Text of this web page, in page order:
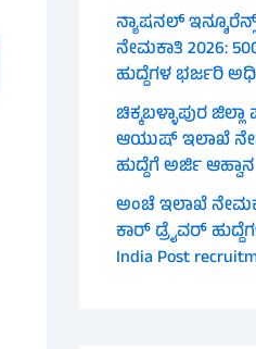
ನ್ಯಾಷನಲ್
ನೇಮಕಾತಿ 2026:
ಹುದ್ದೆಗಳ ಭರ್ಜರಿ
ಚಿಕ್ಕಬಳ್ಳಾಪುರ
ಆಯುಷ್ ಇಲಾಖೆ
ಹುದ್ದೆಗೆ ಅರ್ಜಿ ಆಹ್ವಾನ
ಅಂಚೆ ಇಲಾಖೆ
ಕಾರ್ ಡ್ರೈವರ್
India Post